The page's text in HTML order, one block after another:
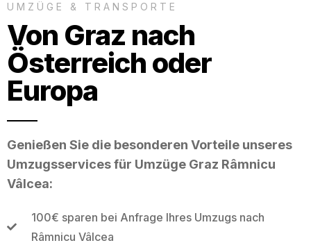
UMZÜGE & TRANSPORTE
Von Graz nach
Österreich oder
Europa
Genießen Sie die besonderen Vorteile unseres
Umzugsservices für Umzüge Graz Râmnicu
Vâlcea:
100€ sparen bei Anfrage Ihres Umzugs nach
Râmnicu Vâlcea